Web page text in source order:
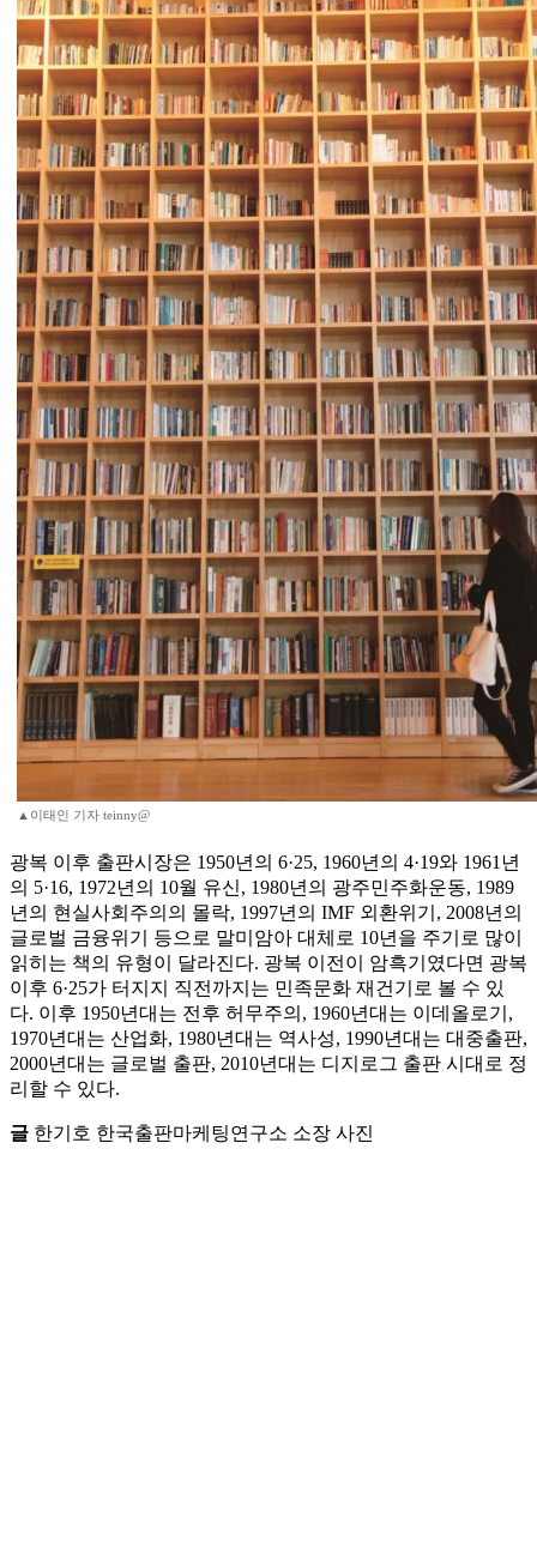
▲이태인 기자 teinny@
광복 이후 출판시장은 1950년의 6·25, 1960년의 4·19와 1961년
의 5·16, 1972년의 10월 유신, 1980년의 광주민주화운동, 1989
년의 현실사회주의의 몰락, 1997년의 IMF 외환위기, 2008년의
글로벌 금융위기 등으로 말미암아 대체로 10년을 주기로 많이
읽히는 책의 유형이 달라진다. 광복 이전이 암흑기였다면 광복
이후 6·25가 터지지 직전까지는 민족문화 재건기로 볼 수 있
다. 이후 1950년대는 전후 허무주의, 1960년대는 이데올로기,
1970년대는 산업화, 1980년대는 역사성, 1990년대는 대중출판,
2000년대는 글로벌 출판, 2010년대는 디지로그 출판 시대로 정
리할 수 있다.
글 한기호 한국출판마케팅연구소 소장 사진